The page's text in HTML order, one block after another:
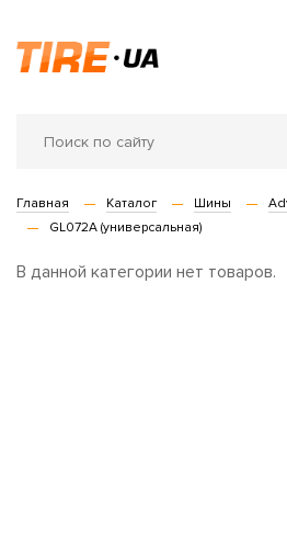
Главная Каталог Шины
GL072A (универсальная)
В данной категории нет товаров.